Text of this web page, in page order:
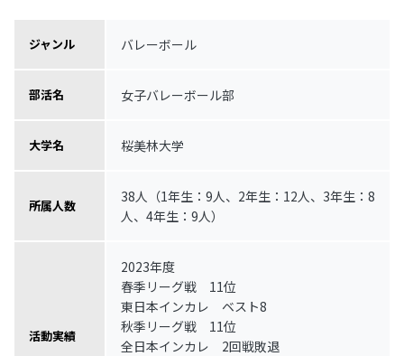
ジャンル バレーボール
部活名 女子バレーボール部
大学名 桜美林大学
所属人数
38人（1年生：9人、2年生：12人、3年生：8
人、4年生：9人）
活動実績
2023年度
春季リーグ戦 11位
東日本インカレ ベスト8
秋季リーグ戦 11位
全日本インカレ 2回戦敗退